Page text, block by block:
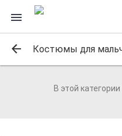
Костюмы для
В этой